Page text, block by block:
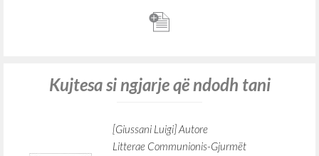
Kujtesa si ngjarje që ndodh tani
[Giussani Luigi] Autore
Litterae Communionis-Gjurmët